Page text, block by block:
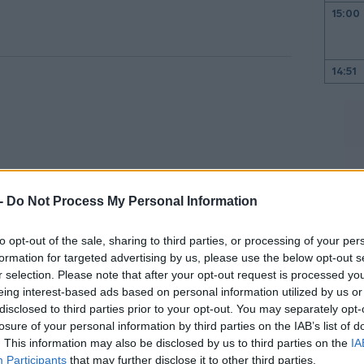
Do Not Process My Personal Information
opt-out of the sale, sharing to third parties, or processing of your
for targeted advertising by us, please use the below opt-out
selection. Please note that after your opt-out request is processed
interest-based ads based on personal information utilized by us
to third parties prior to your opt-out. You may separately
of your personal information by third parties on the IAB’s list of
This information may also be disclosed by us to third parties on the
Participants that may further disclose it to other third parties.
logistics κλείνοντας τις
τις παραδόσεις σε τρίτα
να χαθούν ορισμένες θέσεις
15:00
14:51
14:34
14:21